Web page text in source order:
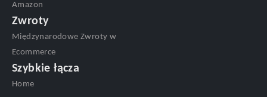
Amazon
Zwroty
Międzynarodowe Zwroty w
Ecommerce
Szybkie łącza
Home